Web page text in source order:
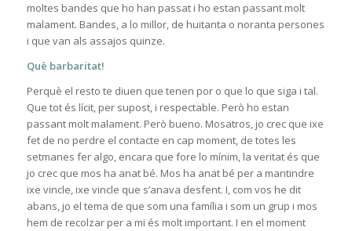
moltes bandes que ho han passat i ho estan passant molt
malament. Bandes, a lo millor, de huitanta o noranta persones
i que van als assajos quinze.
Què barbaritat!
Perquè el resto te diuen que tenen por o que lo que siga i tal.
Que tot és lícit, per supost, i respectable. Però ho estan
passant molt malament. Però bueno. Mosatros, jo crec que ixe
fet de no perdre el contacte en cap moment, de totes les
setmanes fer algo, encara que fore lo mínim, la veritat és que
jo crec que mos ha anat bé. Mos ha anat bé per a mantindre
ixe vincle, ixe vincle que s’anava desfent. I, com vos he dit
abans, jo el tema de que som una família i som un grup i mos
hem de recolzar per a mi és molt important. I en el moment